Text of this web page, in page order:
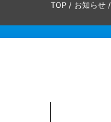
TOP / お知らせ /